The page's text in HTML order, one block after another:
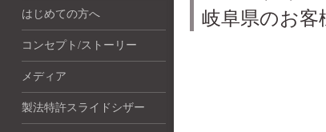
岐阜県のお客
はじめての方へ
コンセプト/ストーリー
メディア
製法特許スライドシザー